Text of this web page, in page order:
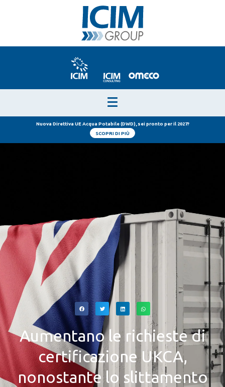
Nuova Direttiva UE Acqua Potabile (DWD), sei pronto per il 2027?
SCOPRI DI PIÙ
Aumentano le richieste di
certificazione UKCA,
nonostante lo slittamento